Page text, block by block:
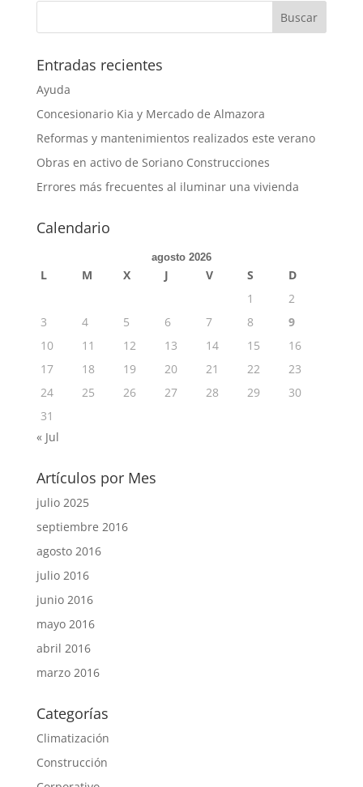
Entradas recientes
Ayuda
Concesionario Kia y Mercado de Almazora
Reformas y mantenimientos realizados este verano
Obras en activo de Soriano Construcciones
Errores más frecuentes al iluminar una vivienda
Calendario
agosto 2026
L M X J V S
D
1
2
3
4 5 6 7 8
9
10
11 12 13 14 15
16
17
18 19 20 21 22
23
24
25 26 27 28 29
30
31
« Jul
Artículos por Mes
julio 2025
septiembre 2016
agosto 2016
julio 2016
junio 2016
mayo 2016
abril 2016
marzo 2016
Categorías
Climatización
Construcción